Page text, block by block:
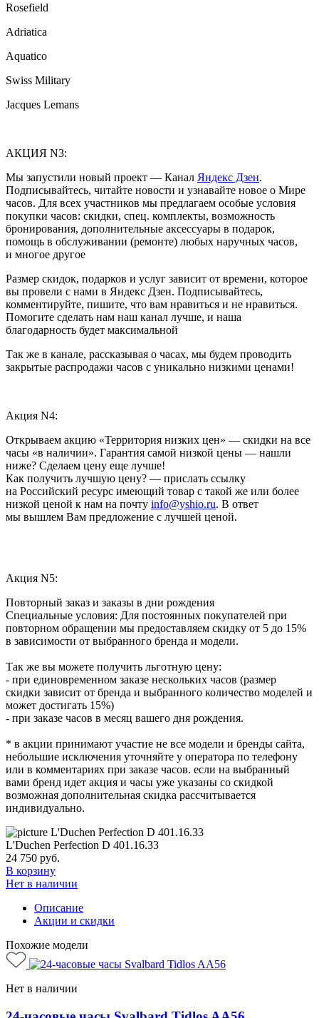
Rosefield
Adriatica
Aquatico
Swiss Military
Jacques Lemans
АКЦИЯ N3:
Мы запустили новый проект — Канал Яндекс Дзен.
Подписывайтесь, читайте новости и узнавайте новое о Мире
часов. Для всех участников мы предлагаем особые условия
покупки часов: скидки, спец. комплекты, возможность
бронирования, дополнительные аксессуары в подарок,
помощь в обслуживании (ремонте) любых наручных часов,
и многое другое
Размер скидок, подарков и услуг зависит от времени, которое
вы провели с нами в Яндекс Дзен. Подписывайтесь,
комментируйте, пишите, что вам нравиться и не нравиться.
Помогите сделать нам наш канал лучше, и наша
благодарность будет максимальной
Так же в канале, рассказывая о часах, мы будем проводить
закрытые распродажи часов с уникально низкими ценами!
Акция N4:
Открываем акцию «Территория низких цен» — скидки на все
часы «в наличии». Гарантия самой низкой цены — нашли
ниже? Сделаем цену еще лучше!
Как получить лучшую цену? — прислать ссылку
на Российский ресурс имеющий товар с такой же или более
низкой ценой к нам на почту info@yshio.ru. В ответ
мы вышлем Вам предложение с лучшей ценой.
Акция N5:
Повторный заказ и заказы в дни рождения
Специальные условия: Для постоянных покупателей при
повторном обращении мы предоставляем скидку от 5 до 15%
в зависимости от выбранного бренда и модели.
Так же вы можете получить льготную цену:
- при единовременном заказе нескольких часов (размер
скидки зависит от бренда и выбранного количество моделей и
может достигать 15%)
- при заказе часов в месяц вашего дня рождения.
* в акции принимают участие не все модели и бренды сайта,
небольшие исключения уточняйте у оператора по телефону
или в комментариях при заказе часов. если на выбранный
вами бренд идет акция и часы уже указаны со скидкой
возможная дополнительная скидка рассчитывается
индивидуально.
L'Duchen Perfection D 401.16.33
24 750 руб.
В корзину
Нет в наличии
Описание
Акции и скидки
Похожие модели
Нет в наличии